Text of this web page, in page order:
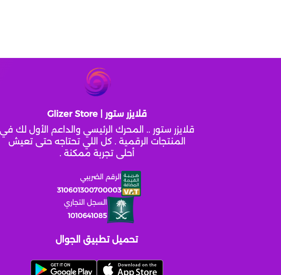
قلايزر ستور | Glizer Store
قلايزر ستور .. المحرك الرئيسي والداعم الأول لك في
المنتجات الرقمية . كل اللي تحتاجه حتى تعيش
أحلى تجربة ممكنة .
الرقم الضريبي
310601300700003
السجل التجاري
1010641085
تحميل تطبيق الجوال